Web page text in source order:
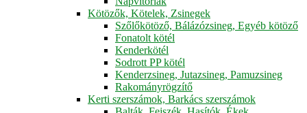
Kötözők, Kötelek, Zsinegek
Szőlőkötöző, Bálázózsineg, Egyéb kötöző
Fonatolt kötél
Kenderkötél
Sodrott PP kötél
Kenderzsineg, Jutazsineg, Pamuzsineg
Rakományrögzítő
Kerti szerszámok, Barkács szerszámok